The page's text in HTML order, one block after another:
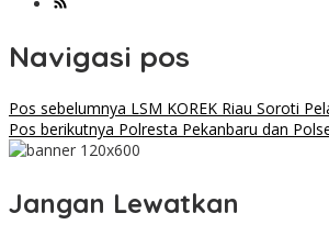
Navigasi pos
Pos sebelumnya LSM KOREK Riau Soroti
Pos berikutnya Polresta Pekanbaru dan
Jangan Lewatkan